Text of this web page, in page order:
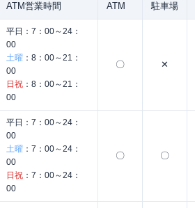
ATM営業時間 ATM 駐車場
平日： 7：00～24：
00
土曜 ： 8：00～21：
00
日祝 ： 8：00～21：
00
〇 ✕
平日： 7：00～24：
00
土曜 ： 7：00～24：
00
日祝 ： 7：00～24：
00
〇 〇